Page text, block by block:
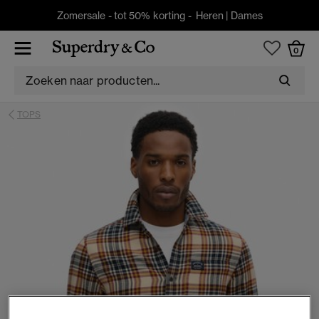
Zomersale - tot 50% korting - Heren | Dames
0
TOPS